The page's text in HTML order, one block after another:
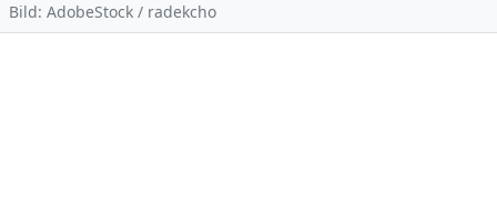
Bild: AdobeStock / radekcho